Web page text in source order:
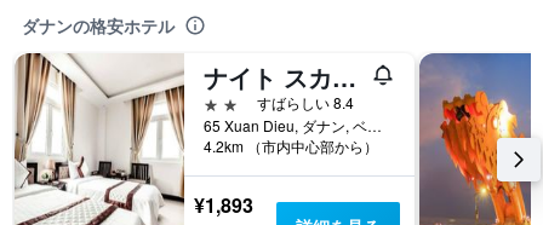
ダナンの格安ホテル
ナイト スカイ ホテル
2つ星
すばらしい 8.4
65 Xuan Dieu, ダナン, ベトナム
4.2km （市内中心部から）
¥1,893